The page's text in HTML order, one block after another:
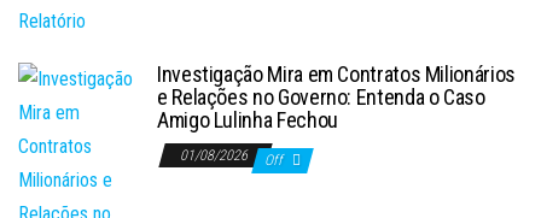
Investigação Mira em Contratos Milionários
e Relações no Governo: Entenda o Caso
Amigo Lulinha Fechou
01/08/2026 Off